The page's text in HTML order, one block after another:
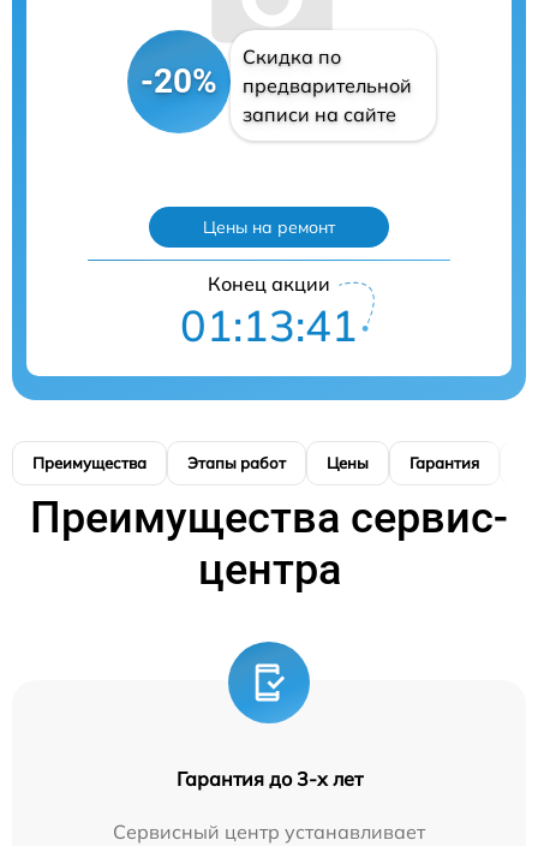
-20%
Скидка по
предварительной
записи на сайте
Цены на ремонт
Конец акции
01:13:40
Преимущества Этапы работ Цены Гарантия
Преимущества сервис-
центра
Гарантия до 3-х лет
Сервисный центр устанавливает